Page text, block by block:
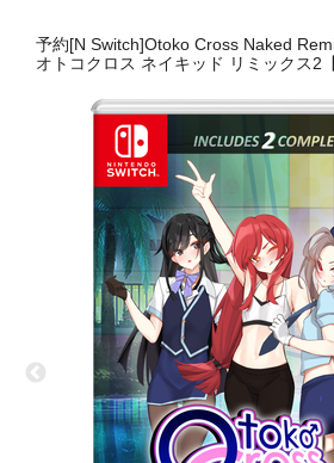
予約[N Switch]Otoko Cross Naked
オトコクロス ネイキッド リミックス2